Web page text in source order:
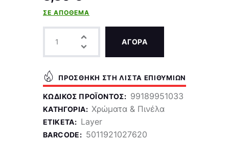
ΣΕ ΑΠΌΘΕΜΑ
ΑΓΟΡΑ
ΠΡΟΣΘΉΚΗ ΣΤΗ ΛΊΣΤΑ ΕΠΙΘΥΜΙΏΝ
ΚΩΔΙΚΌΣ ΠΡΟΪΌΝΤΟΣ: 99189951033
ΚΑΤΗΓΟΡΊΑ: Χρώματα & Πινέλα
ΕΤΙΚΈΤΑ: Layer
BARCODE: 5011921027620